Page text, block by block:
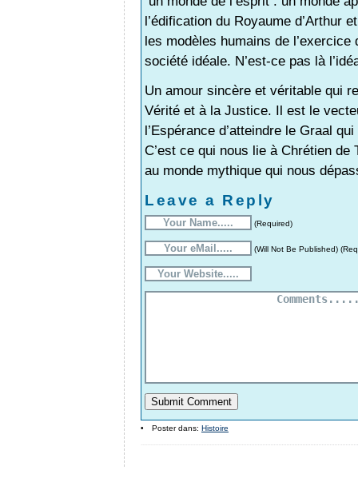
l’édification du Royaume d’Arthur
les modèles humains de
société idéale. N’est-ce pas là
Un amour sincère et véritable qui
Vérité et à la Justice. Il est le
l’Espérance d’atteindre le Graal
C’est ce qui nous lie à Chrétien
au monde mythique qui nous
Leave a Reply
(Required)
(Will Not Be Published)
• Poster dans: Histoire